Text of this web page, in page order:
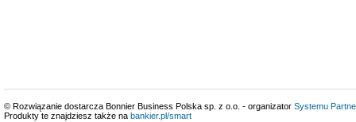
© Rozwiązanie dostarcza Bonnier Business Polska sp. z o.o. - organizator Systemu
Produkty te znajdziesz także na bankier.pl/smart